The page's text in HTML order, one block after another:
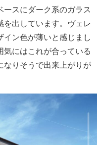
スにダーク系のガラス
を出しています。ヴェレ
ン色が薄いと感じまし
気にはこれが合っている
なりそうで出来上がりが